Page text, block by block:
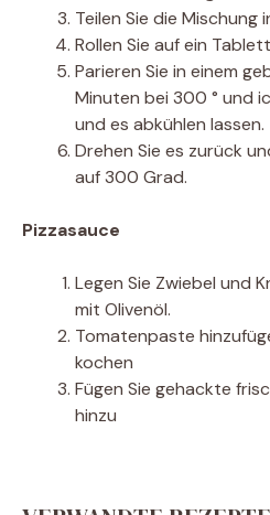
Teilen Sie die Mischung
Rollen Sie auf ein
Parieren Sie in einem
Minuten bei 300 ° und
und es abkühlen lassen.
Drehen Sie es zurück
auf 300 Grad.
Pizzasauce
Legen Sie Zwiebel und
mit Olivenöl.
Tomatenpaste
kochen
Fügen Sie gehackte
hinzu